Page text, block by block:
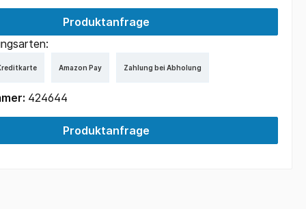
Produktanfrage
Amazon Pay Zahlung bei Abholung
424644
Produktanfrage